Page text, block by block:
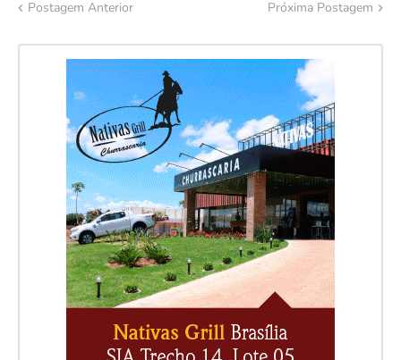
Postagem Anterior Próxima Postagem